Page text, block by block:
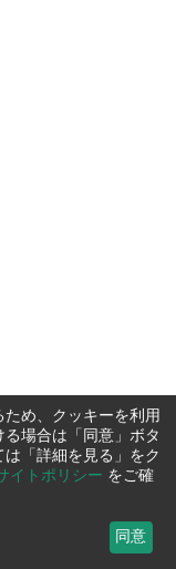
め、クッキーを利用
場合は「同意」ボタ
「詳細を見る」をク
イトポリシー をご確
同意